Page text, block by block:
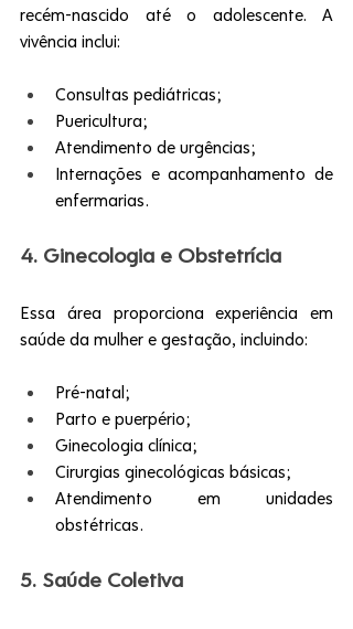
recém-nascido até o adolescente. A
vivência inclui:
Consultas pediátricas;
Puericultura;
Atendimento de urgências;
Internações e acompanhamento de
enfermarias.
4. Ginecologia e Obstetrícia
Essa área proporciona experiência em
saúde da mulher e gestação, incluindo:
Pré-natal;
Parto e puerpério;
Ginecologia clínica;
Cirurgias ginecológicas básicas;
Atendimento em unidades
obstétricas.
5. Saúde Coletiva